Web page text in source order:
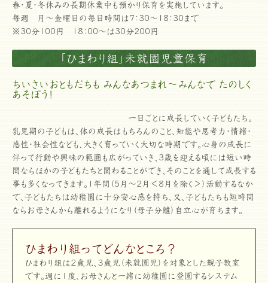
春・夏・冬休みの長期休業中も預かり保育を実施しています。
毎週 月～金曜日の毎日時間は7：30～18：30まで
※30分100円 18：00～は30分200円
「ひまわり組」未就園児童保育
ちいさいおともだちも みんなあつまれ～みんなで たのしく
あそぼう！
一日ごとに成長していく子どもたち。
乳児期の子どもは、体の成長はもちろんのこと、知能や思考力・情緒・
感性・社会性なども、大きく育っていく大切な時期です。心身の成長に
伴って行動や興味の範囲も広がっていき、3歳を迎える頃には短い時
間ならほかの子どもたちと関わることができ、そのことを通して成長する
事も多くなってきます。1年間（5月～2月＜8月を除く＞）活動するなか
で、子どもたちは幼稚園に十分安心感を持ち、又、子どもたちも短時間
ならお母さんから離れるようになり（母子分離）自立心が育ちます。
ひまわり組ってどんなところ？
ひまわり組は２歳児、３歳児（未就園児）を対象とした親子教室
です。週に１度、お母さんと一緒に幼稚園に登園するシステム